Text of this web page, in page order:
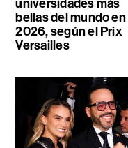
universidades más
bellas del mundo en
2026, según el Prix
Versailles